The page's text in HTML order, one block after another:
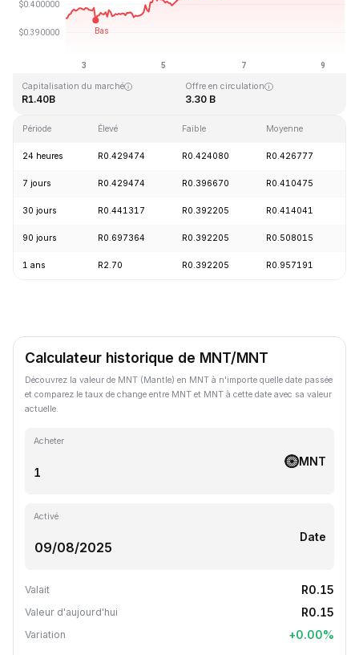
Dernière mise à jour : 2026-08-09, 12:34 GMT+0
Capitalisation du marché
R1.40B
Offre en circulation
3.30 B
Période Élevé Faible Moyenne
24 heures R0.429474 R0.424080 R0.426777
7 jours R0.429474 R0.396670 R0.410475
30 jours R0.441317 R0.392205 R0.414041
90 jours R0.697364 R0.392205 R0.508015
1 ans R2.70 R0.392205 R0.957191
Calculateur historique de MNT/MNT
Découvrez la valeur de MNT (Mantle) en MNT à n'importe quelle date passée
et comparez le taux de change entre MNT et MNT à cette date avec sa valeur
actuelle.
Acheter
MNT
Activé
Date
Valait R0.15
Valeur d'aujourd'hui R0.15
Variation +0.00%